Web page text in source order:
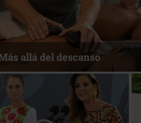
allá del descanso